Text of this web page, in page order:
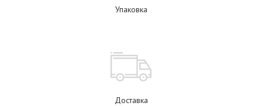
Упаковка
Доставка